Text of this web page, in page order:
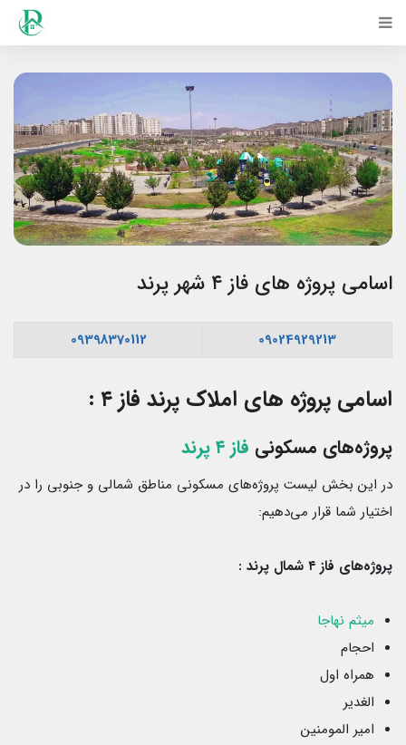
اسامی پروژه های فاز ۴ شهر پرند
09024929213
09398370112
اسامی پروژه های املاک پرند فاز ۴ :
پروژه‌های مسکونی فاز ۴ پرند
در این بخش لیست پروژه‌های مسکونی مناطق شمالی و جنوبی را در
اختیار شما قرار می‌دهیم:
پروژه‌های فاز ۴ شمال پرند :
میثم نهاجا
احجام
همراه اول
الغدیر
امیر المومنین